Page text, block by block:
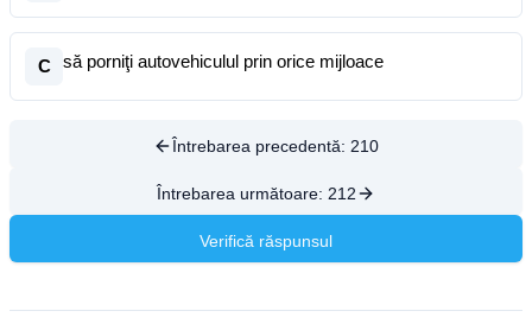
C să porniţi autovehiculul prin orice mijloace
Întrebarea precedentă: 210
Întrebarea următoare: 212
Verifică răspunsul